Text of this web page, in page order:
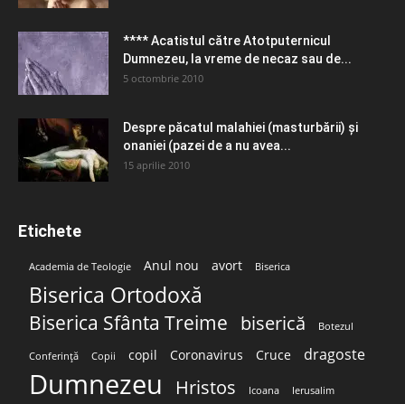
**** Acatistul către Atotputernicul
Dumnezeu, la vreme de necaz sau de...
5 octombrie 2010
Despre păcatul malahiei (masturbării) şi
onaniei (pazei de a nu avea...
15 aprilie 2010
Etichete
Academia de Teologie Anul nou avort Biserica
Biserica Ortodoxă
Biserica Sfânta Treime biserică Botezul
Conferință Copii copil Coronavirus Cruce dragoste
Dumnezeu Hristos Icoana Ierusalim